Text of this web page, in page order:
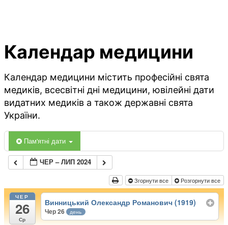
Календар медицини
Календар медицини містить професійні свята
медиків, всесвітні дні медицини, ювілейні дати
видатних медиків а також державні свята
України.
Пам'ятні дати
ЧЕР – ЛИП 2024
Згорнути все Розгорнути все
ЧЕР
26
Ср
Винницький Олександр Романович (1919)
Чер 26 день